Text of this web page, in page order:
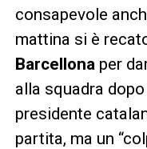
consapevole
mattina si è
Barcellona per
alla squadra
presidente
partita, ma un